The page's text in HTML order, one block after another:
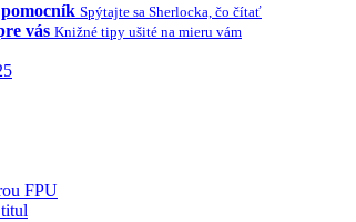
Spýtajte sa Sherlocka, čo čítať
vás Knižné tipy ušité na mieru vám
FPU